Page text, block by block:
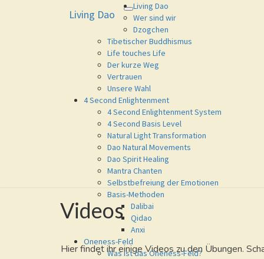
Toggle
navigation
Living Dao
Living Dao
Wer sind wir
Dzogchen
Tibetischer Buddhismus
Life touches Life
Der kurze Weg
Vertrauen
Unsere Wahl
4 Second Enlightenment
4 Second Enlightenment System
4 Second Basis Level
Natural Light Transformation
Dao Natural Movements
Dao Spirit Healing
Mantra Chanten
Selbstbefreiung der Emotionen
Basis-Methoden
Dalibai
Qidao
Anxi
Oneness-Feld
Was ist das Oneness-Feld?
Living Dao
Eure Freiheit ist das Ziel dieses
Videos
Videos
Hier findet ihr einige Videos zu den Übungen.